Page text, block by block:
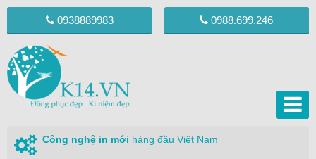
0938889983 0988.699.246
Công nghệ in mới hàng đầu Việt Nam